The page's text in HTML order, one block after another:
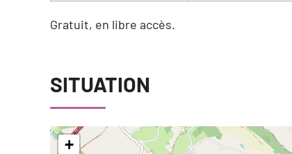
Gratuit, en libre accès.
SITUATION
+